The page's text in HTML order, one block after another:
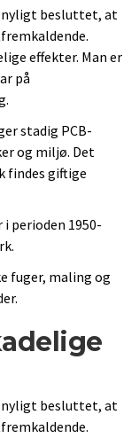
nyligt besluttet, at
effekter. Man er
på
stadig PCB-
og miljø. Det
findes giftige
perioden 1950-
fuger, maling og
nyligt besluttet, at